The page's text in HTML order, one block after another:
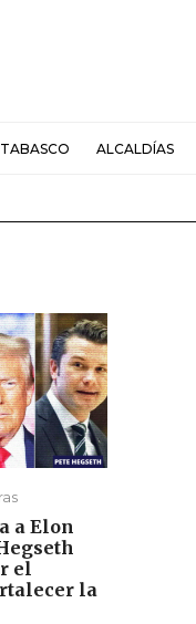
TABASCO ALCALDÍAS
a Elon
el
la